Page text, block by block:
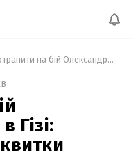
Як потрапити на бій Олександра Усика в Гізі: скільки коштують квитки
Гізі: